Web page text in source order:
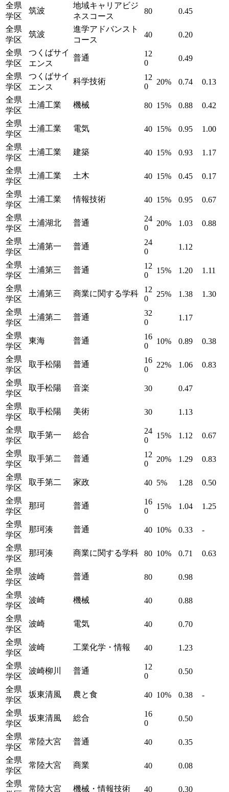
全県
学区
筑波
地域キャリアビジ
ネスコース
80 0.45
全県
学区
筑波
進学アドバンスト
コース
40 0.20
全県
学区
つくばサイ
エンス
普通
12
0
0.49
全県
学区
つくばサイ
エンス
科学技術
12
0
20% 0.74 0.13
全県
学区
土浦工業 機械 80 15% 0.88 0.42
全県
学区
土浦工業 電気 40 15% 0.95 1.00
全県
学区
土浦工業 建築 40 15% 0.93 1.17
全県
学区
土浦工業 土木 40 15% 0.45 0.17
全県
学区
土浦工業 情報技術 40 15% 0.95 0.67
全県
学区
土浦湖北 普通
24
0
20% 1.03 0.88
全県
学区
土浦第一 普通
24
0
1.12
全県
学区
土浦第三 普通
12
0
15% 1.20 1.11
全県
学区
土浦第三 商業に関する学科
12
0
25% 1.38 1.30
全県
学区
土浦第二 普通
32
0
1.17
全県
学区
東海 普通
16
0
10% 0.89 0.38
全県
学区
取手松陽 普通
16
0
22% 1.06 0.83
全県
学区
取手松陽 音楽 30 0.47
全県
学区
取手松陽 美術 30 1.13
全県
学区
取手第一 総合
24
0
15% 1.12 0.67
全県
学区
取手第二 普通
12
0
20% 1.29 0.83
全県
学区
取手第二 家政 40 5% 1.28 0.50
全県
学区
那珂 普通
16
0
15% 1.04 1.25
全県
学区
那珂湊 普通 40 10% 0.33 -
全県
学区
那珂湊 商業に関する学科 80 10% 0.71 0.63
全県
学区
波崎 普通 80 0.98
全県
学区
波崎 機械 40 0.88
全県
学区
波崎 電気 40 0.70
全県
学区
波崎 工業化学・情報 40 1.23
全県
学区
波崎柳川 普通
12
0
0.50
全県
学区
坂東清風 農と食 40 10% 0.38 -
全県
学区
坂東清風 総合
16
0
0.50
全県
学区
常陸大宮 普通 40 0.35
全県
学区
常陸大宮 商業 40 0.08
全県
常陸大宮 機械・情報技術 40 0.30